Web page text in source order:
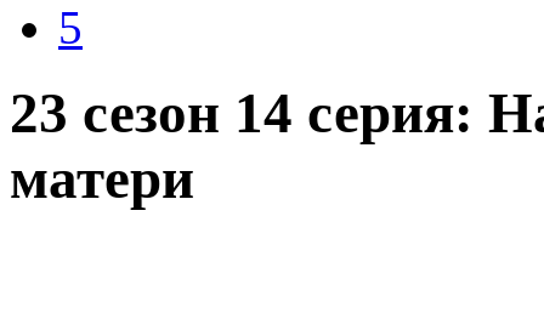
5
23 сезон 14 серия:
матери